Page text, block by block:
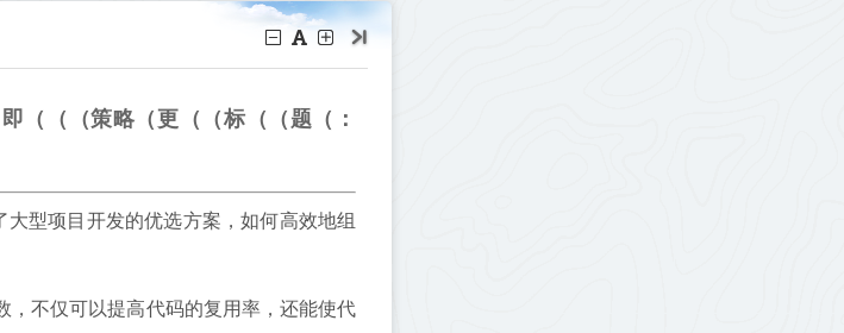
（（（策略（更（（标（（题（：
型项目开发的优选方案，如何高效地组
，不仅可以提高代码的复用率，还能使代